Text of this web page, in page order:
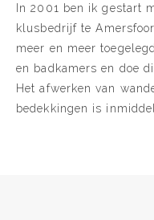
In 2001 ben ik gestart
klusbedrijf te
meer en meer
en badkamers en doe
Het afwerken van
bedekkingen is